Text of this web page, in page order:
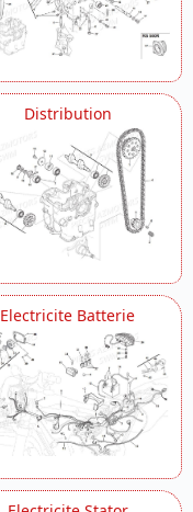
Distribution
Electricite Batterie